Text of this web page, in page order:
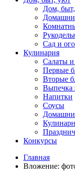
Дом,
Сад и
Кулинария
Салаты и
Первые
Вторые
Выпечка
Напитки
Соусы
Конкурсы
Главная
Вложение: